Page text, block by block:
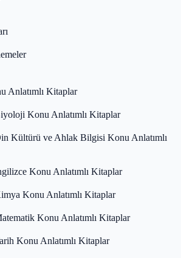
Anlatımlı Kitaplar
Konu Anlatımlı Kitaplar
Kültürü ve Ahlak Bilgisi Konu Anlatımlı
Konu Anlatımlı Kitaplar
Konu Anlatımlı Kitaplar
Konu Anlatımlı Kitaplar
Konu Anlatımlı Kitaplar